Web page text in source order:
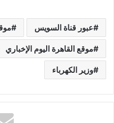
عبور قناة السويس
موقع القاهرة اليوم الإخباري
وزير الكهرباء